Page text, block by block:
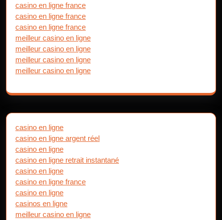
casino en ligne france
casino en ligne france
casino en ligne france
meilleur casino en ligne
meilleur casino en ligne
meilleur casino en ligne
meilleur casino en ligne
casino en ligne
casino en ligne argent réel
casino en ligne
casino en ligne retrait instantané
casino en ligne
casino en ligne france
casino en ligne
casinos en ligne
meilleur casino en ligne